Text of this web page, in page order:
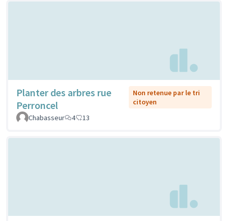
Planter des arbres rue
Perroncel
Non retenue par le tri
citoyen
Chabasseur
4 13